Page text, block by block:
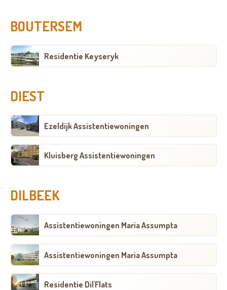
BOUTERSEM
Residentie Keyseryk
DIEST
Ezeldijk Assistentiewoningen
Kluisberg Assistentiewoningen
DILBEEK
Assistentiewoningen Maria Assumpta
Assistentiewoningen Maria Assumpta
Residentie Dil'Flats